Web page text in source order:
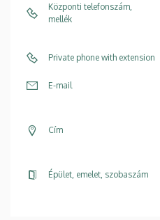
Központi telefonszám,
mellék
Private phone with extension
E-mail
Cím
Épület, emelet, szobaszám